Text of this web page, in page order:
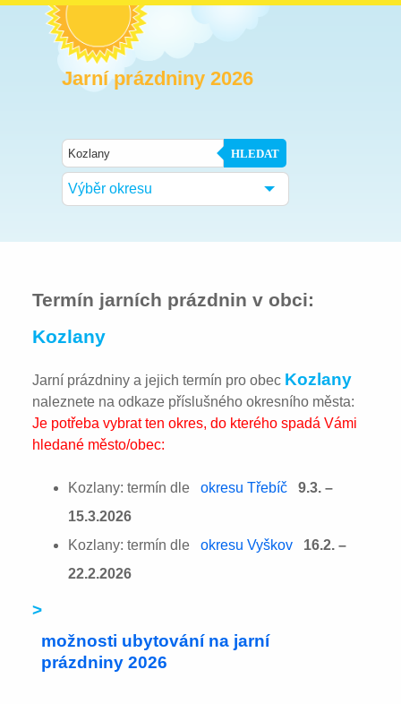
Jarní prázdniny 2026
HLEDAT
Výběr okresu
Termín jarních prázdnin v obci:
Kozlany
Jarní prázdniny a jejich termín pro obec Kozlany
naleznete na odkaze příslušného okresního města:
Je potřeba vybrat ten okres, do kterého spadá Vámi
hledané město/obec:
Kozlany: termín dle okresu Třebíč
9.3. –
15.3.2026
Kozlany: termín dle
okresu Vyškov
16.2. –
22.2.2026
>
možnosti ubytování na jarní
prázdniny 2026